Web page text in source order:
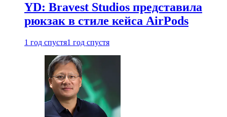
YD: Bravest Studios представила
рюкзак в стиле кейса AirPods
1 год спустя1 год спустя